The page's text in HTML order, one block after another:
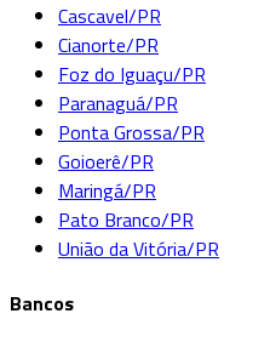
Cascavel/PR
Cianorte/PR
Foz do Iguaçu/PR
Paranaguá/PR
Ponta Grossa/PR
Goioerê/PR
Maringá/PR
Pato Branco/PR
União da Vitória/PR
Bancos